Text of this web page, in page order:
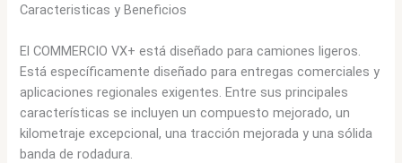
Caracteristicas y Beneficios
El COMMERCIO VX+ está diseñado para camiones ligeros.
Está específicamente diseñado para entregas comerciales y
aplicaciones regionales exigentes. Entre sus principales
características se incluyen un compuesto mejorado, un
kilometraje excepcional, una tracción mejorada y una sólida
banda de rodadura.